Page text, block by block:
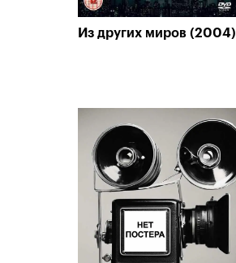
Из других миров (2004)